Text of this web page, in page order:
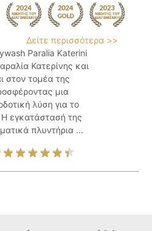
Δείτε περισσότερα >>
Paralia Katerini
Κατερίνης και
στον τομέα της
μια
λύση για το
εγκατάστασή της
πλυντήρια ...